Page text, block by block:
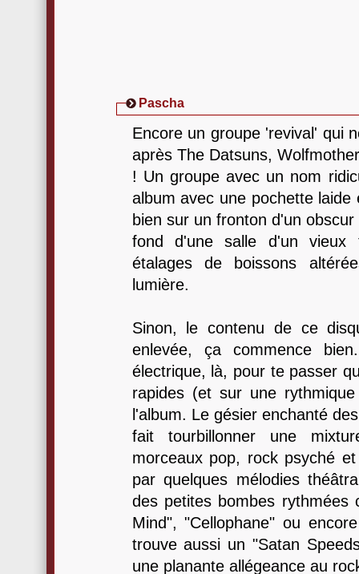
Pascha
Encore un groupe 'revival' qui
après The Datsuns,
! Un groupe avec un nom
album avec une pochette
bien sur un fronton d'un
fond d'une salle d'un vieux
étalages de boissons
lumière.
Sinon, le contenu de ce
enlevée, ça commence
électrique, là, pour te passer
rapides (et sur une
l'album. Le gésier enchanté
fait tourbillonner une
morceaux pop, rock psyché
par quelques mélodies
des petites bombes rythmées
Mind", "Cellophane" ou
trouve aussi un "Satan
une planante allégeance au